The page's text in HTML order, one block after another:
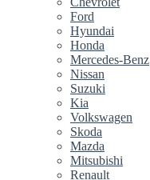
Ford
Hyundai
Honda
Mercedes-Benz
Nissan
Suzuki
Kia
Volkswagen
Skoda
Mazda
Mitsubishi
Renault